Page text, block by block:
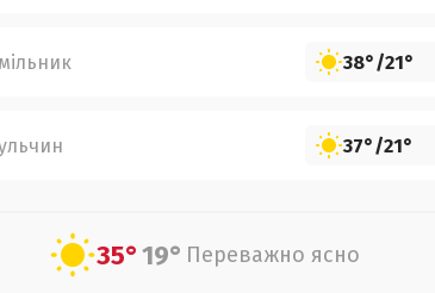
38°/21°
37°/21°
35°19° Переважно ясно